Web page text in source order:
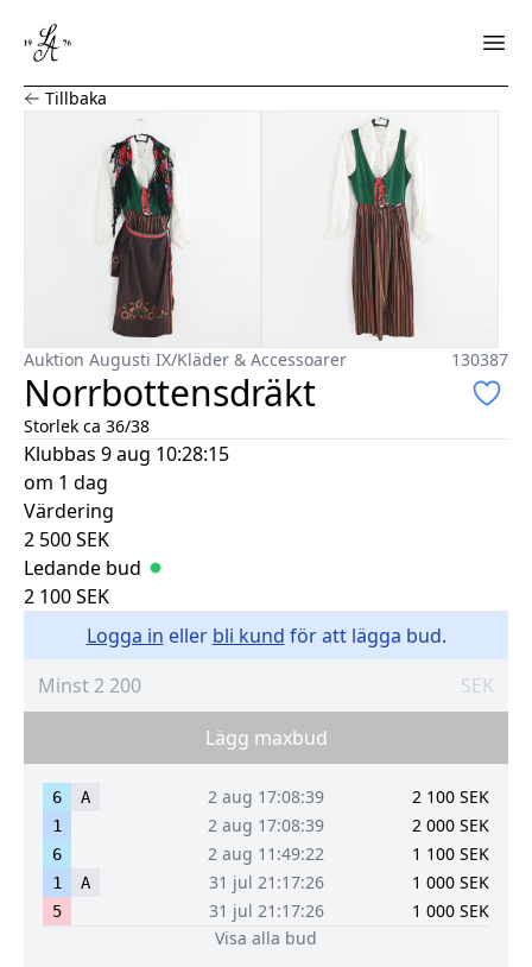
Norrbottensdräkt
Tillbaka
Auktion Augusti IX/Kläder & Accessoarer 130387
Norrbottensdräkt
Storlek ca 36/38
Klubbas 9 aug 10:28:15
om 1 dag
Värdering
2 500SEK
Ledande bud
2 100SEK
Logga in eller bli kund för att lägga bud.
SEK
Lägg maxbud
6 A 2 aug 17:08:39 2 100 SEK
1 2 aug 17:08:39 2 000 SEK
6 2 aug 11:49:22 1 100 SEK
1 A 31 jul 21:17:26 1 000 SEK
5 31 jul 21:17:26 1 000 SEK
Visa alla bud